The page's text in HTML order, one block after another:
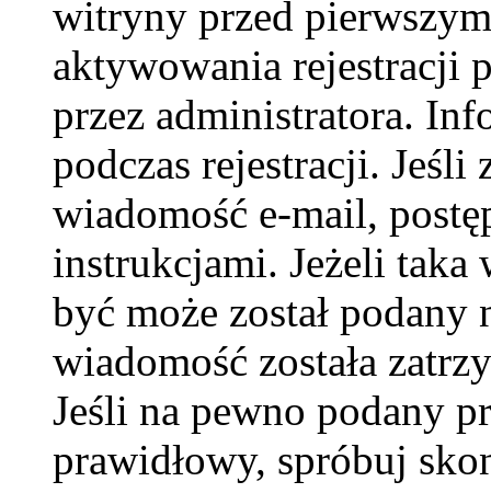
witryny przed
aktywowania rejestracji
przez administratora.
podczas rejestracji. Jeśli
wiadomość e-mail,
instrukcjami. Jeżeli taka
być może został
wiadomość została
Jeśli na pewno podany
prawidłowy, spróbuj